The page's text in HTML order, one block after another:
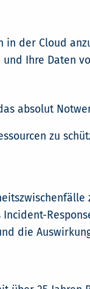
der Cloud
Ihre Daten
absolut
zu
die